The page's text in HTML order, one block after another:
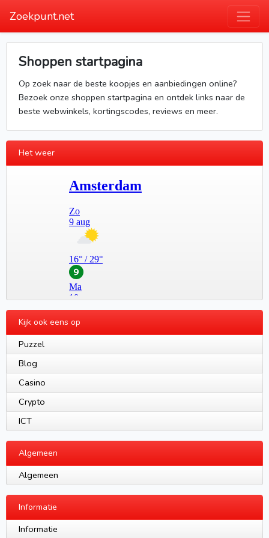
Zoekpunt.net
Shoppen startpagina
Op zoek naar de beste koopjes en aanbiedingen online?
Bezoek onze shoppen startpagina en ontdek links naar de
beste webwinkels, kortingscodes, reviews en meer.
Het weer
Kijk ook eens op
Puzzel
Blog
Casino
Crypto
ICT
Algemeen
Algemeen
Informatie
Informatie